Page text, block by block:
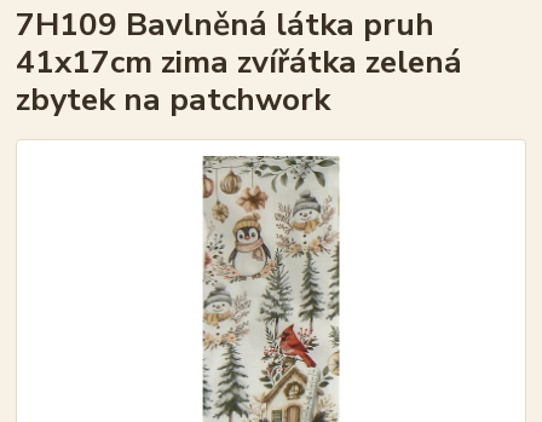
7H109 Bavlněná látka pruh
41x17cm zima zvířátka zelená
zbytek na patchwork